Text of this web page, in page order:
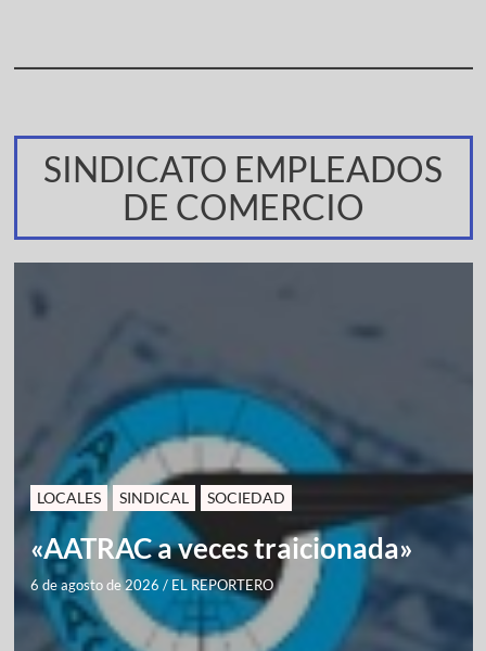
SINDICATO EMPLEADOS
DE COMERCIO
LOCALES SINDICAL SOCIEDAD
«AATRAC a veces traicionada»
6 de agosto de 2026 / EL REPORTERO